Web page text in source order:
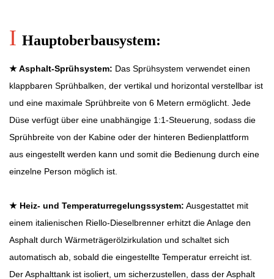
I Hauptoberbausystem:
★ Asphalt-Sprühsystem: Das Sprühsystem verwendet einen
klappbaren Sprühbalken, der vertikal und horizontal verstellbar ist
und eine maximale Sprühbreite von 6 Metern ermöglicht. Jede
Düse verfügt über eine unabhängige 1:1-Steuerung, sodass die
Sprühbreite von der Kabine oder der hinteren Bedienplattform
aus eingestellt werden kann und somit die Bedienung durch eine
einzelne Person möglich ist.
★ Heiz- und Temperaturregelungssystem: Ausgestattet mit
einem italienischen Riello-Dieselbrenner erhitzt die Anlage den
Asphalt durch Wärmeträgerölzirkulation und schaltet sich
automatisch ab, sobald die eingestellte Temperatur erreicht ist.
Der Asphalttank ist isoliert, um sicherzustellen, dass der Asphalt